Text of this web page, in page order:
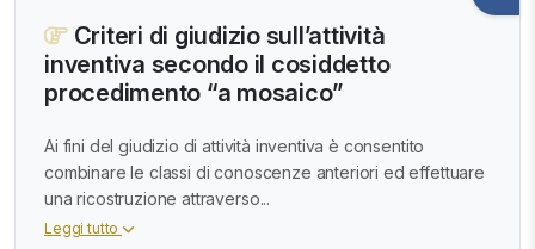
Criteri di giudizio sull’attività
inventiva secondo il cosiddetto
procedimento “a mosaico”
Ai fini del giudizio di attività inventiva è consentito
combinare le classi di conoscenze anteriori ed effettuare
una ricostruzione attraverso...
Leggi tutto